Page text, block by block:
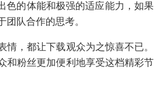
色的体能和极强的适应能力，如果
队合作的思考。
情，都让下载观众为之惊喜不已。
和粉丝更加便利地享受这档精彩节